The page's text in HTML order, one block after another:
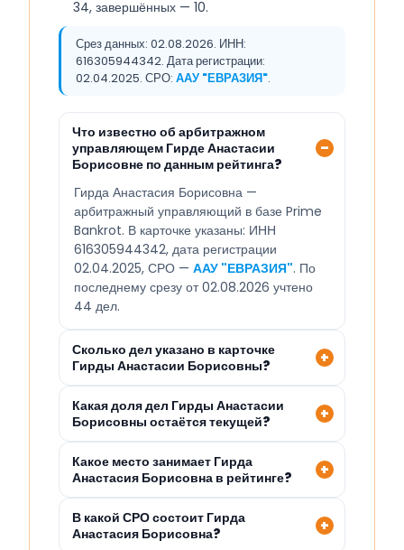
34, завершённых — 10.
Срез данных: 02.08.2026. ИНН:
616305944342. Дата регистрации:
02.04.2025. СРО: ААУ "ЕВРАЗИЯ".
Что известно об арбитражном
управляющем Гирде Анастасии
Борисовне по данным рейтинга?
Гирда Анастасия Борисовна —
арбитражный управляющий в базе Prime
Bankrot. В карточке указаны: ИНН
616305944342, дата регистрации
02.04.2025, СРО — ААУ "ЕВРАЗИЯ". По
последнему срезу от 02.08.2026 учтено
44 дел.
Сколько дел указано в карточке
Гирды Анастасии Борисовны?
Какая доля дел Гирды Анастасии
Борисовны остаётся текущей?
Какое место занимает Гирда
Анастасия Борисовна в рейтинге?
В какой СРО состоит Гирда
Анастасия Борисовна?